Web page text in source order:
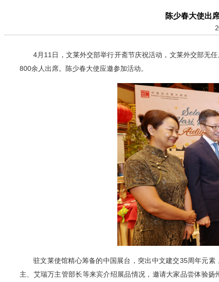
陈少春大使出
4月11日，文莱外交部举行开斋节庆祝活动，文莱外交部无
800余人出席。陈少春大使应邀参加活动。
驻文莱使馆精心筹备的中国展台，突出中文建交35周年元
主、艾瑞万主管部长等来宾介绍展品情况，邀请大家品尝体验